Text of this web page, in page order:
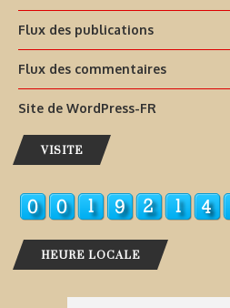
Flux des publications
Flux des commentaires
Site de WordPress-FR
VISITE
HEURE LOCALE